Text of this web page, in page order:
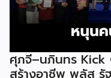
กิจกรรมแรกเป็นการอบ
ไชส์ (DBD Franchise
หลักสูตรระยะยาวที่จัดขึ้
เมษายน 2569 รวม 23 วั
คุณวุฒิจากภาครัฐ ภาคเอ
ศุภจี–นภินทร Kick
สร้างอาชีพ พลัส รั